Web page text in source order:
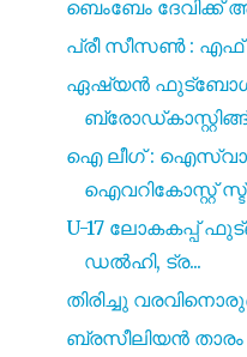
ബെംബേം
പ്രീ സീസൺ : എഫ്
ഏഷ്യൻ
ഐ ലീഗ് :
ഐവറികോസ്റ്റ്
U-17 ലോകകപ്പ്
ഡൽഹി, ട്ര...
തിരിച്ചു
ബ്രസീലിയൻ